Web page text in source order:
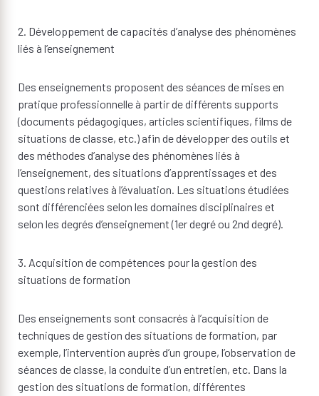
2. Développement de capacités d’analyse des phénomènes
liés à l’enseignement
Des enseignements proposent des séances de mises en
pratique professionnelle à partir de différents supports
(documents pédagogiques, articles scientifiques, films de
situations de classe, etc.) afin de développer des outils et
des méthodes d’analyse des phénomènes liés à
l’enseignement, des situations d’apprentissages et des
questions relatives à l’évaluation. Les situations étudiées
sont différenciées selon les domaines disciplinaires et
selon les degrés d’enseignement (1er degré ou 2nd degré).
3. Acquisition de compétences pour la gestion des
situations de formation
Des enseignements sont consacrés à l’acquisition de
techniques de gestion des situations de formation, par
exemple, l’intervention auprès d’un groupe, l’observation de
séances de classe, la conduite d’un entretien, etc. Dans la
gestion des situations de formation, différentes